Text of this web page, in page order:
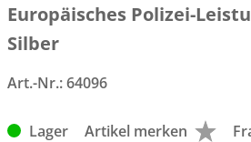
Europäisches Polizei-
Silber
Art.-Nr.:64096
Lager Artikel merken